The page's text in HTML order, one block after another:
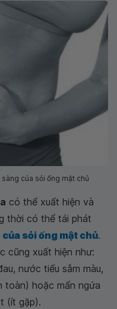
của sỏi ống mật chủ
có thể xuất hiện và
thời có thể tái phát
sỏi ống mật chủ.
cũng xuất hiện như:
nước tiểu sẫm màu,
toàn) hoặc mẩn ngứa
(ít gặp).